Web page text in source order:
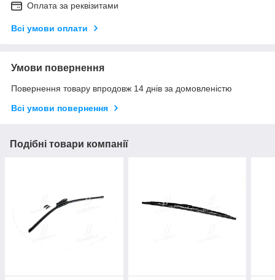
Оплата за реквізитами
Всі умови оплати
Умови повернення
Повернення товару впродовж 14 днів за домовленістю
Всі умови повернення
Подібні товари компанії